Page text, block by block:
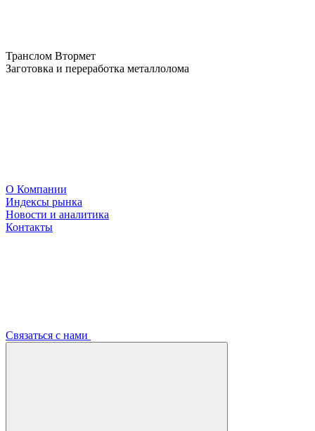
Транслом Втормет
Заготовка и переработка металлолома
О Компании
Индексы рынка
Новости и аналитика
Контакты
Связаться с нами